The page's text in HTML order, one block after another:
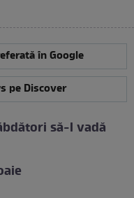
în Google
pe Discover
să-l vadă